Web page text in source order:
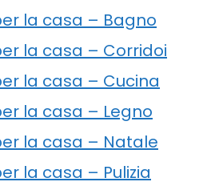
la casa – Bagno
la casa – Corridoi
la casa – Cucina
la casa – Legno
la casa – Natale
la casa – Pulizia